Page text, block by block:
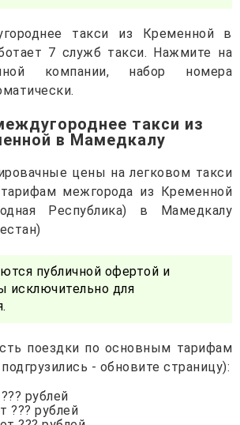
такси из Кременной в
7 служб такси. Нажмите на
компании, набор номера
такси из
в Мамедкалу
цены на легковом такси
межгорода из Кременной
Республика) в Мамедкалу
публичной офертой и
исключительно для
поездки по основным тарифам
- обновите страницу):
рублей
??? рублей